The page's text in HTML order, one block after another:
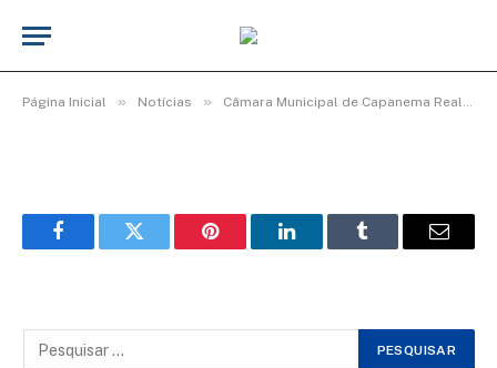
Página Inicial » Notícias » Câmara Municipal de Capanema Realiza Homenagem Especial ao Dia Internacional da Mulher
(1)
FacebookTwitter Pinterest LinkedInTumblr Email